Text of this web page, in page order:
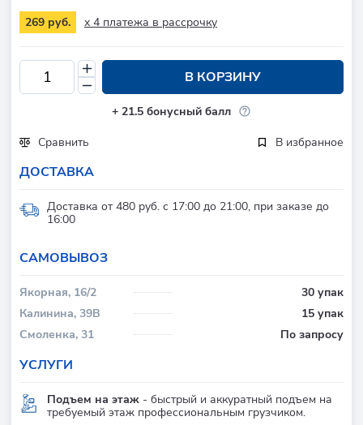
269 руб. x 4 платежа в рассрочку
В КОРЗИНУ
+ 21.5 бонусный балл
Сравнить
В избранное
ДОСТАВКА
Доставка от 480 руб. с 17:00 до 21:00, при заказе до
16:00
CАМОВЫВОЗ
Якорная, 16/2
30 упак
Калинина, 39В
15 упак
Смоленка, 31
По запросу
УСЛУГИ
Подъем на этаж - быстрый и аккуратный подъем на
требуемый этаж профессиональным грузчиком.